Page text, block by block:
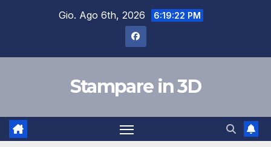
Gio. Ago 6th, 2026 6:19:23 PM
Stampare in 3D